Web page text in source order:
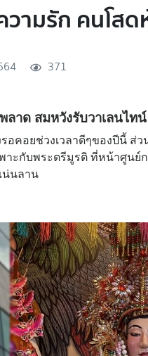
มรัก คนโสด
371
ลาด สมหวังรับวาเลนไทน์
อคอยช่วงเวลาดีๆของปีนี้ ส่
ะกับพระตรีมูรติ ที่หน้าศูนย์
น่นลาน